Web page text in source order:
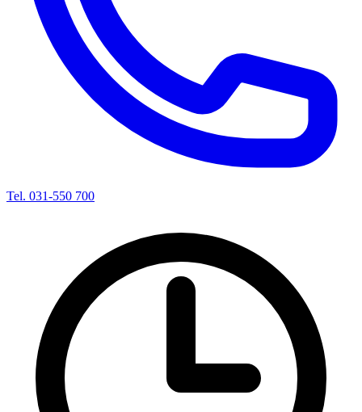
Tel. 031-550 700